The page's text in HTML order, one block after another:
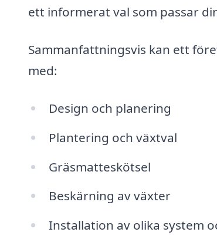
ett informerat val som passar
Sammanfattningsvis kan ett
med:
Design och planering
Plantering och växtval
Gräsmatteskötsel
Beskärning av växter
Installation av olika system